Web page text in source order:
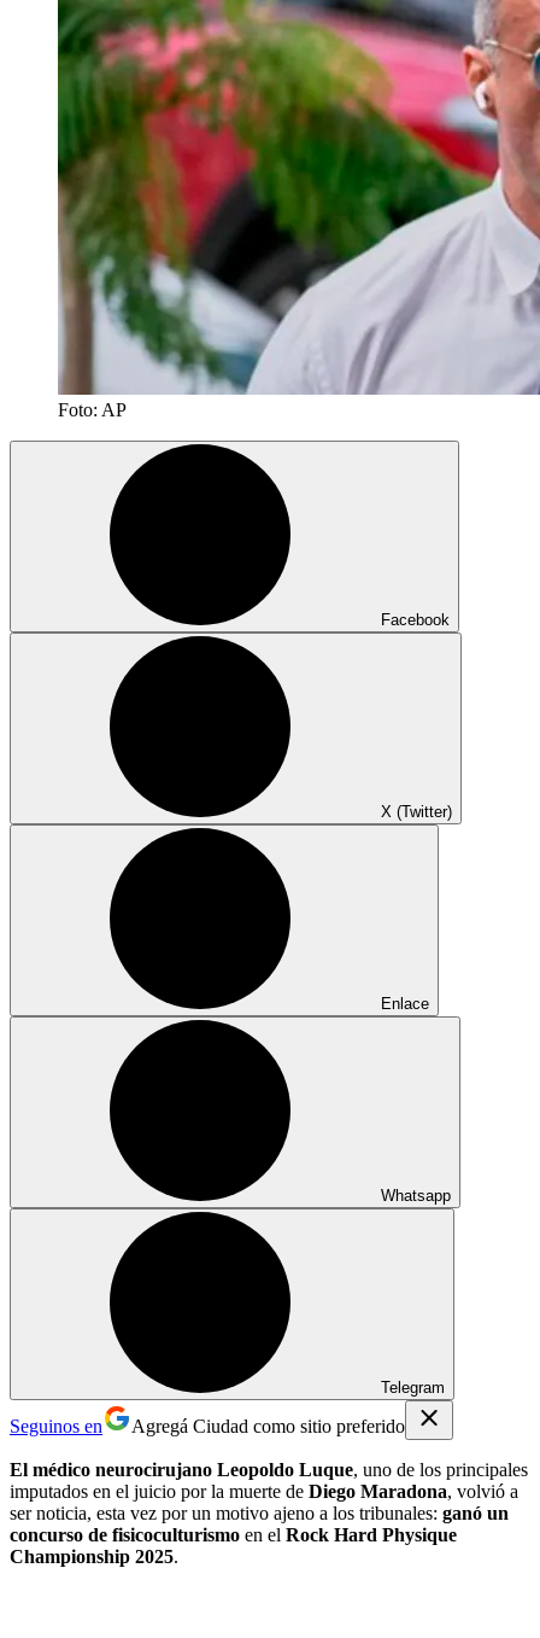
Foto: AP
Facebook
X (Twitter)
Enlace
Whatsapp
Telegram
Seguinos en Agregá Ciudad como sitio preferido
El médico neurocirujano Leopoldo Luque, uno de los principales
imputados en el juicio por la muerte de Diego Maradona, volvió a
ser noticia, esta vez por un motivo ajeno a los tribunales: ganó un
concurso de fisicoculturismo en el Rock Hard Physique
Championship 2025.